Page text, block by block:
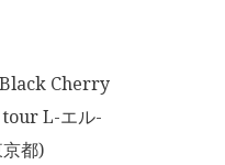
Cherry
L-エル-
都)